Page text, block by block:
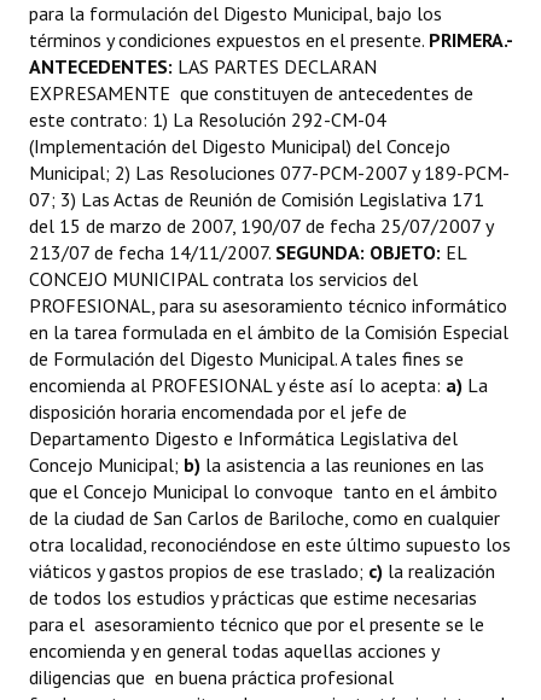
para la formulación del Digesto Municipal, bajo los
términos y condiciones expuestos en el presente. PRIMERA.-
ANTECEDENTES: LAS PARTES DECLARAN
EXPRESAMENTE que constituyen de antecedentes de
este contrato: 1) La Resolución 292-CM-04
(Implementación del Digesto Municipal) del Concejo
Municipal; 2) Las Resoluciones 077-PCM-2007 y 189-PCM-
07; 3) Las Actas de Reunión de Comisión Legislativa 171
del 15 de marzo de 2007, 190/07 de fecha 25/07/2007 y
213/07 de fecha 14/11/2007. SEGUNDA: OBJETO: EL
CONCEJO MUNICIPAL contrata los servicios del
PROFESIONAL, para su asesoramiento técnico informático
en la tarea formulada en el ámbito de la Comisión Especial
de Formulación del Digesto Municipal. A tales fines se
encomienda al PROFESIONAL y éste así lo acepta: a) La
disposición horaria encomendada por el jefe de
Departamento Digesto e Informática Legislativa del
Concejo Municipal; b) la asistencia a las reuniones en las
que el Concejo Municipal lo convoque tanto en el ámbito
de la ciudad de San Carlos de Bariloche, como en cualquier
otra localidad, reconociéndose en este último supuesto los
viáticos y gastos propios de ese traslado; c) la realización
de todos los estudios y prácticas que estime necesarias
para el asesoramiento técnico que por el presente se le
encomienda y en general todas aquellas acciones y
diligencias que  en buena práctica profesional 